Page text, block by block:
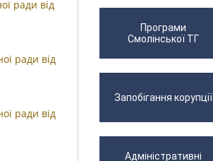
ради від
ради від
ради від
Програми
Смолінської ТГ
Запобігання корупції
Адміністративні